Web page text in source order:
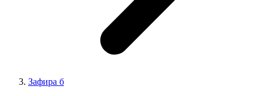
Зафира б